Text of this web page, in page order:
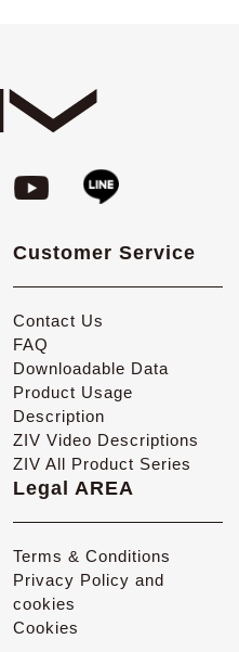
Customer Service
Contact Us
FAQ
Downloadable Data
Product Usage
Description
ZIV Video Descriptions
ZIV All Product Series
Legal AREA
Terms & Conditions
Privacy Policy and
cookies
Cookies